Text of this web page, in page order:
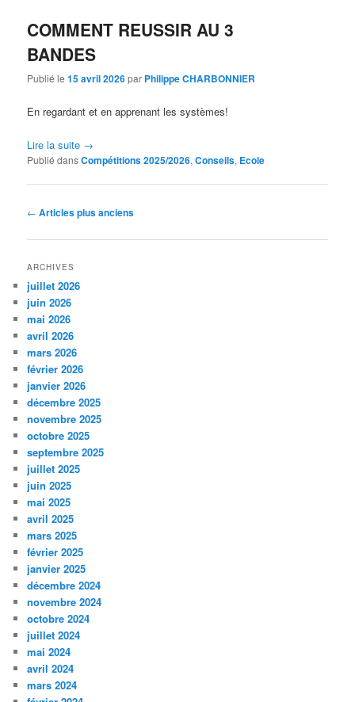
COMMENT REUSSIR AU 3
BANDES
Publié le15 avril 2026par Philippe CHARBONNIER
En regardant et en apprenant les systèmes!
Lire la suite →
Publié dansCompétitions 2025/2026,Conseils, Ecole
Navigation
articles
← Articles plus anciens
ARCHIVES
juillet 2026
juin 2026
mai 2026
avril 2026
mars 2026
février 2026
janvier 2026
décembre 2025
novembre 2025
octobre 2025
septembre 2025
juillet 2025
juin 2025
mai 2025
avril 2025
mars 2025
février 2025
janvier 2025
décembre 2024
novembre 2024
octobre 2024
juillet 2024
mai 2024
avril 2024
mars 2024